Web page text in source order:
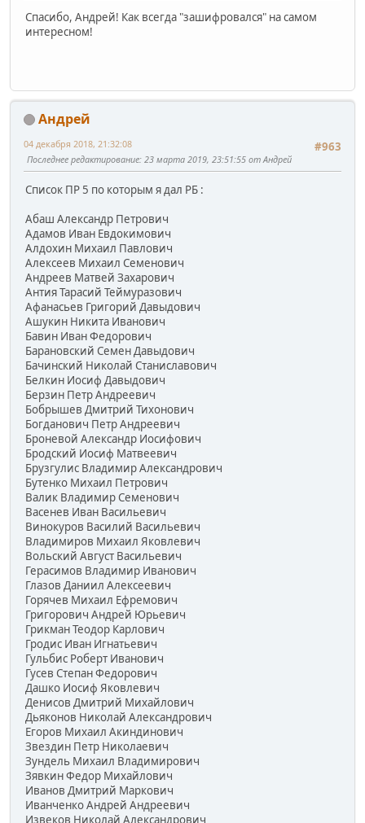
Спасибо, Андрей! Как всегда "зашифровался" на самом
интересном!
Андрей
#963
04 декабря 2018, 21:32:08
Последнее редактирование: 23 марта 2019, 23:51:55 от Андрей
Список ПР 5 по которым я дал РБ :
Абаш Александр Петрович
Адамов Иван Евдокимович
Алдохин Михаил Павлович
Алексеев Михаил Семенович
Андреев Матвей Захарович
Антия Тарасий Теймуразович
Афанасьев Григорий Давыдович
Ашукин Никита Иванович
Бавин Иван Федорович
Барановский Семен Давыдович
Бачинский Николай Станиславович
Белкин Иосиф Давыдович
Берзин Петр Андреевич
Бобрышев Дмитрий Тихонович
Богданович Петр Андреевич
Броневой Александр Иосифович
Бродский Иосиф Матвеевич
Брузгулис Владимир Александрович
Бутенко Михаил Петрович
Валик Владимир Семенович
Васенев Иван Васильевич
Винокуров Василий Васильевич
Владимиров Михаил Яковлевич
Вольский Август Васильевич
Герасимов Владимир Иванович
Глазов Даниил Алексеевич
Горячев Михаил Ефремович
Григорович Андрей Юрьевич
Грикман Теодор Карлович
Гродис Иван Игнатьевич
Гульбис Роберт Иванович
Гусев Степан Федорович
Дашко Иосиф Яковлевич
Денисов Дмитрий Михайлович
Дьяконов Николай Александрович
Егоров Михаил Акиндинович
Звездин Петр Николаевич
Зундель Михаил Владимирович
Зявкин Федор Михайлович
Иванов Дмитрий Маркович
Иванченко Андрей Андреевич
Извеков Николай Александрович